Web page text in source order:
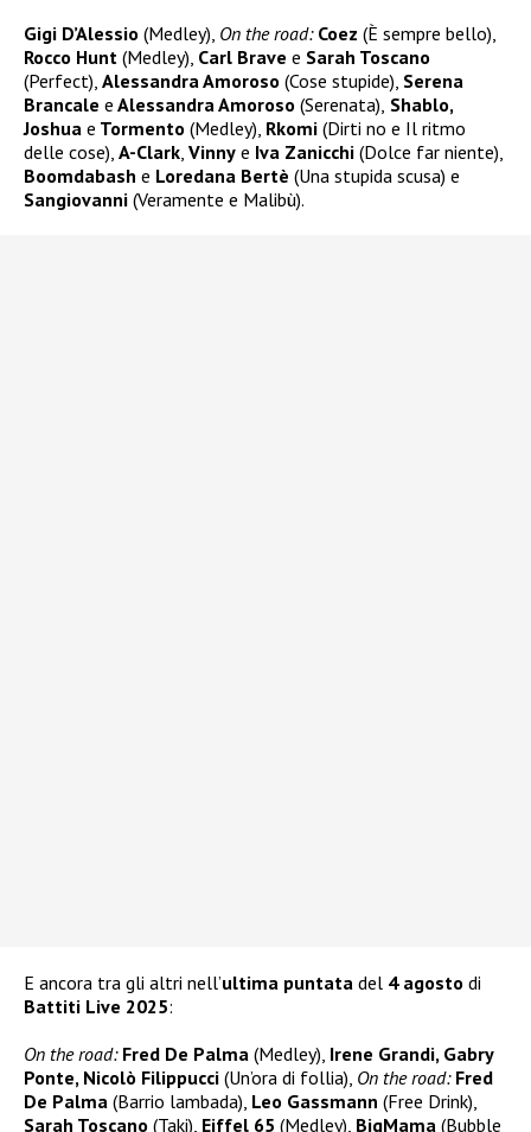
Gigi D’Alessio (Medley), On the road: Coez (È sempre bello),
Rocco Hunt (Medley), Carl Brave e Sarah Toscano
(Perfect), Alessandra Amoroso (Cose stupide), Serena
Brancale e Alessandra Amoroso (Serenata), Shablo,
Joshua e Tormento (Medley), Rkomi (Dirti no e Il ritmo
delle cose), A-Clark, Vinny e Iva Zanicchi (Dolce far niente),
Boomdabash e Loredana Bertè (Una stupida scusa) e
Sangiovanni (Veramente e Malibù).
E ancora tra gli altri nell’ultima puntata del 4 agosto di
Battiti Live 2025:
On the road: Fred De Palma (Medley), Irene Grandi, Gabry
Ponte, Nicolò Filippucci (Un’ora di follia), On the road: Fred
De Palma (Barrio lambada), Leo Gassmann (Free Drink),
Sarah Toscano (Taki), Eiffel 65 (Medley), BigMama (Bubble